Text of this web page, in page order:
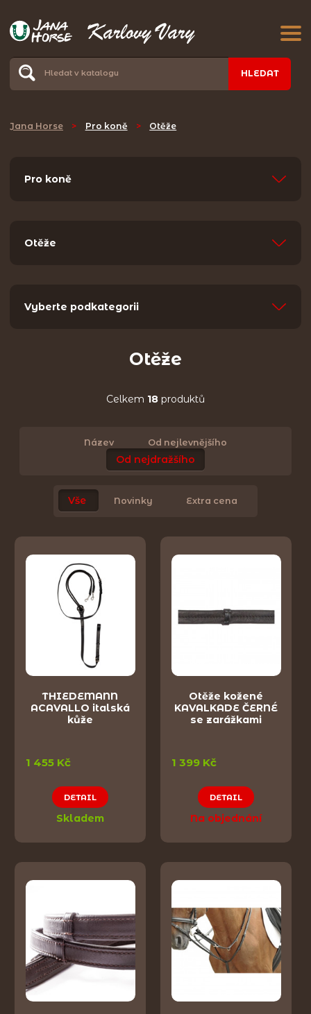
HLEDAT
Jana Horse > Pro koně > Otěže
Pro koně
Otěže
Vyberte podkategorii
Otěže
Celkem 18 produktů
Název Od nejlevnějšího
Od nejdražšího
Vše Novinky Extra cena
THIEDEMANN
ACAVALLO italská
kůže
1 455 Kč
DETAIL
Skladem
Otěže kožené
KAVALKADE ČERNÉ
se zarážkami
1 399 Kč
DETAIL
Na objednání